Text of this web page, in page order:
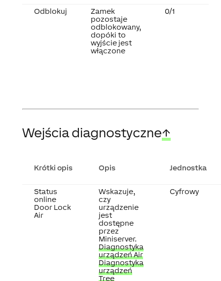
Odblokuj
Zamek
pozostaje
odblokowany,
dopóki to
wyjście jest
włączone
0/1
Wejścia diagnostyczne↑
Krótki opis Opis Jednostka
Status
online
Door Lock
Air
Wskazuje,
czy
urządzenie
jest
dostępne
przez
Miniserver.
Diagnostyka
urządzeń Air
Diagnostyka
urządzeń
Tree
Cyfrowy